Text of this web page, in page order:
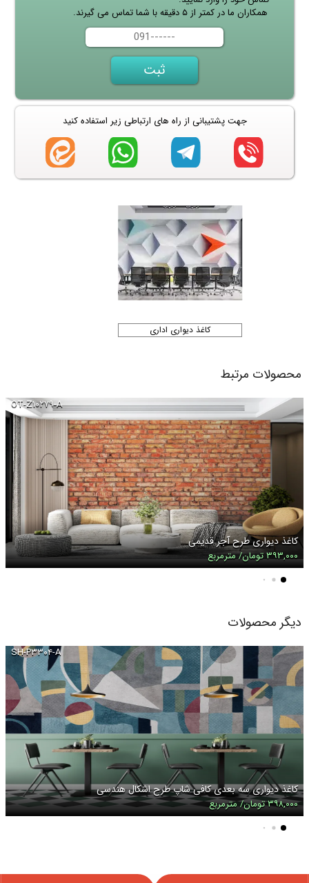
همکاران ما در کمتر از ۵ دقیقه با شما تماس می گیرند.
جهت پشتیبانی از راه های ارتباطی زیر استفاده کنید
کاغذ دیواری اداری
محصولات مرتبط
OT-Z۱۰۲۷۹-A
کاغذ دیواری طرح آجر قدیمی
۳۹۳,۰۰۰ تومان/ مترمربع
دیگر محصولات
SH-P۳۳۰۴-A
کاغذ دیواری سه بعدی کافی شاپ طرح اشکال هندسی
۳۹۸,۰۰۰ تومان/ مترمربع